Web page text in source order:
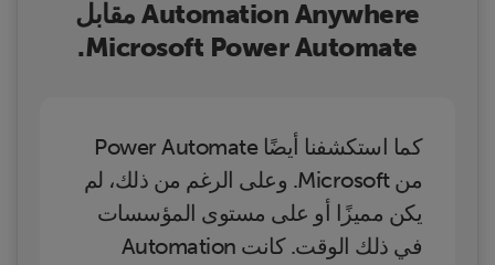
Automation Anywhere مقابل
Microsoft Power Automate.
كما استكشفنا أيضًا Power Automate
من Microsoft. وعلى الرغم من ذلك، لم
يكن مميزًا أو على مستوى المؤسسات
في ذلك الوقت. كانت Automation